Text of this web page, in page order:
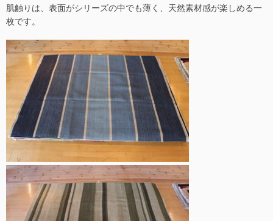
肌触りは、表面がシリーズの中でも薄く、天然素材感が楽しめる一
枚です。